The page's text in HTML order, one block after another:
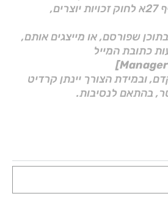
בהתאם להוראות סעיף 27א לחוק זכויות יוצרים,
שפורסם, או מייצגים אותם,
כתובת המייל
ובמידת הצורך יינתן קרדיט
בהתאם לנסיבות.